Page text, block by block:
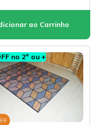
no 2º ou +